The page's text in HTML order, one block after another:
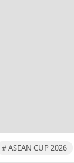
# ASEAN CUP 2026